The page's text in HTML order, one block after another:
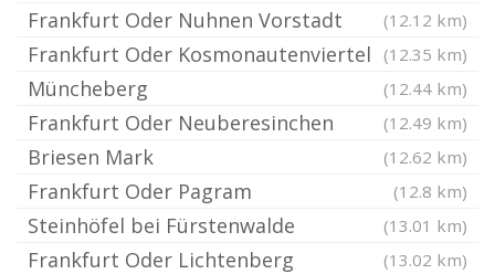
Frankfurt Oder Nuhnen Vorstadt (12.12 km)
Frankfurt Oder Kosmonautenviertel (12.35 km)
Müncheberg (12.44 km)
Frankfurt Oder Neuberesinchen (12.49 km)
Briesen Mark (12.62 km)
Frankfurt Oder Pagram (12.8 km)
Steinhöfel bei Fürstenwalde (13.01 km)
Frankfurt Oder Lichtenberg (13.02 km)